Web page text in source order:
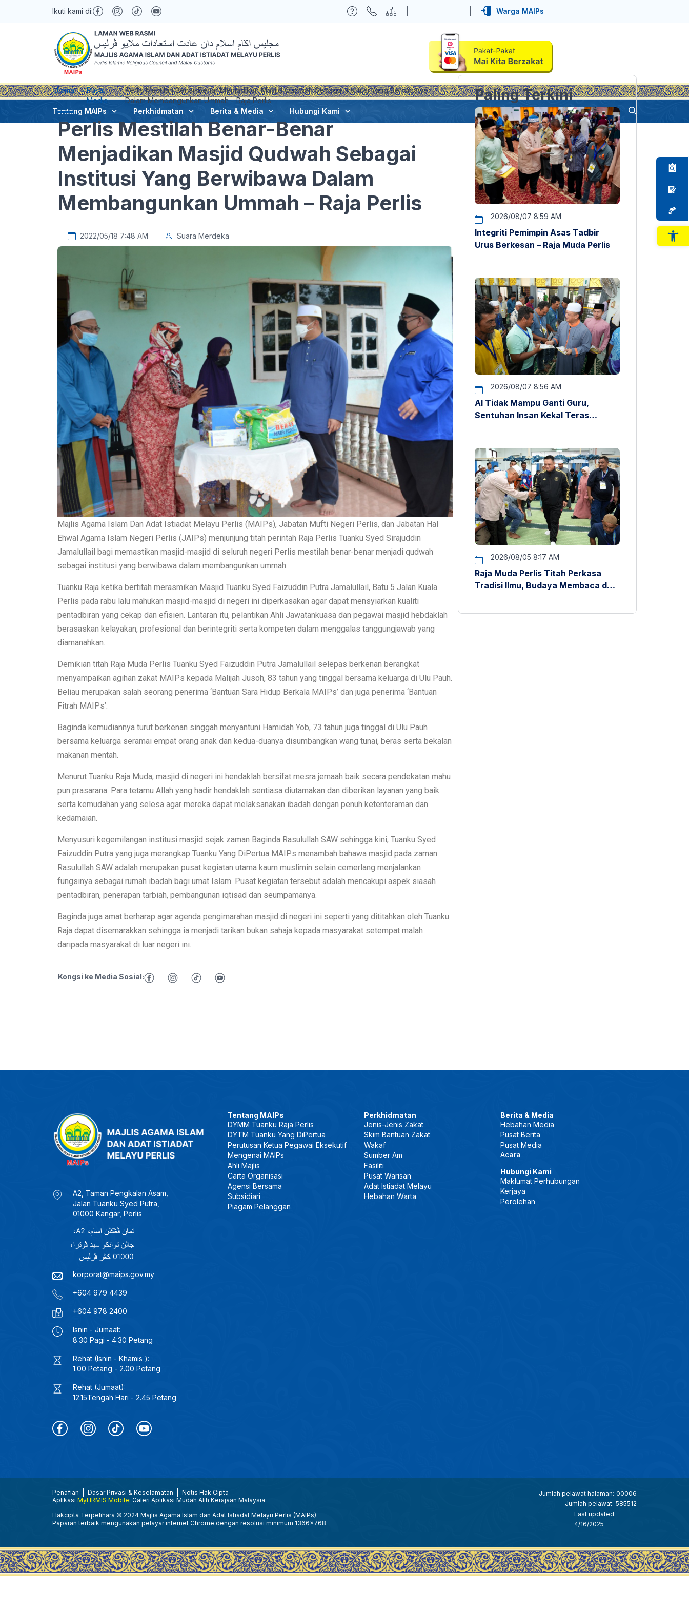
Ikuti kami di: Warga MAIPs
Tentang MAIPs Perkhidmatan Berita & Media Hubungi Kami
Utama
Pusat
Media
Perlis Mestilah Benar-Benar Menjadikan Masjid Qudwah Sebagai Institusi Yang Berwibawa
Dalam Membangunkan Ummah – Raja Perlis
Perlis Mestilah Benar-Benar
Menjadikan Masjid Qudwah Sebagai
Institusi Yang Berwibawa Dalam
Membangunkan Ummah – Raja Perlis
2022/05/18 7:48 AM Suara Merdeka
Majlis Agama Islam Dan Adat Istiadat Melayu Perlis (MAIPs), Jabatan Mufti Negeri Perlis, dan Jabatan Hal
Ehwal Agama Islam Negeri Perlis (JAIPs) menjunjung titah perintah Raja Perlis Tuanku Syed Sirajuddin
Jamalullail bagi memastikan masjid-masjid di seluruh negeri Perlis mestilah benar-benar menjadi qudwah
sebagai institusi yang berwibawa dalam membangunkan ummah.
Tuanku Raja ketika bertitah merasmikan Masjid Tuanku Syed Faizuddin Putra Jamalullail, Batu 5 Jalan Kuala
Perlis pada rabu lalu mahukan masjid-masjid di negeri ini diperkasakan agar dapat mensyiarkan kualiti
pentadbiran yang cekap dan efisien. Lantaran itu, pelantikan Ahli Jawatankuasa dan pegawai masjid hebdaklah
berasaskan kelayakan, profesional dan berintegriti serta kompeten dalam menggalas tanggungjawab yang
diamanahkan.
Demikian titah Raja Muda Perlis Tuanku Syed Faizuddin Putra Jamalullail selepas berkenan berangkat
menyampaikan agihan zakat MAIPs kepada Malijah Jusoh, 83 tahun yang tinggal bersama keluarga di Ulu Pauh.
Beliau merupakan salah seorang penerima ‘Bantuan Sara Hidup Berkala MAIPs’ dan juga penerima ‘Bantuan
Fitrah MAIPs’.
Baginda kemudiannya turut berkenan singgah menyantuni Hamidah Yob, 73 tahun juga tinggal di Ulu Pauh
bersama keluarga seramai empat orang anak dan kedua-duanya disumbangkan wang tunai, beras serta bekalan
makanan mentah.
Menurut Tuanku Raja Muda, masjid di negeri ini hendaklah bersifat mesra jemaah baik secara pendekatan mahu
pun prasarana. Para tetamu Allah yang hadir hendaklah sentiasa diutamakan dan diberikan layanan yang baik
serta kemudahan yang selesa agar mereka dapat melaksanakan ibadah dengan penuh ketenteraman dan
kedamaian.
Menyusuri kegemilangan institusi masjid sejak zaman Baginda Rasulullah SAW sehingga kini, Tuanku Syed
Faizuddin Putra yang juga merangkap Tuanku Yang DiPertua MAIPs menambah bahawa masjid pada zaman
Rasulullah SAW adalah merupakan pusat kegiatan utama kaum muslimin selain cemerlang menjalankan
fungsinya sebagai rumah ibadah bagi umat Islam. Pusat kegiatan tersebut adalah mencakupi aspek siasah
pentadbiran, penerapan tarbiah, pembangunan iqtisad dan seumpamanya.
Baginda juga amat berharap agar agenda pengimarahan masjid di negeri ini seperti yang dititahkan oleh Tuanku
Raja dapat disemarakkan sehingga ia menjadi tarikan bukan sahaja kepada masyarakat setempat malah
daripada masyarakat di luar negeri ini.
Kongsi ke Media Sosial:
Paling Terkini
2026/08/07 8:59 AM
Integriti Pemimpin Asas Tadbir
Urus Berkesan – Raja Muda Perlis
2026/08/07 8:56 AM
AI Tidak Mampu Ganti Guru,
Sentuhan Insan Kekal Teras
2026/08/05 8:17 AM
Raja Muda Perlis Titah Perkasa
Tradisi Ilmu, Budaya Membaca dan
A2, Taman Pengkalan Asam,
Jalan Tuanku Syed Putra,
01000 Kangar, Perlis
korporat@maips.gov.my
+604 979 4439
+604 978 2400
Isnin - Jumaat:
8.30 Pagi - 4:30 Petang
Rehat (Isnin - Khamis ):
1.00 Petang - 2.00 Petang
Rehat (Jumaat):
12.15Tengah Hari - 2.45 Petang
Tentang MAIPs
DYMM Tuanku Raja Perlis
DYTM Tuanku Yang DiPertua
Perutusan Ketua Pegawai Eksekutif
Mengenai MAIPs
Ahli Majlis
Carta Organisasi
Agensi Bersama
Subsidiari
Piagam Pelanggan
Perkhidmatan
Jenis-Jenis Zakat
Skim Bantuan Zakat
Wakaf
Sumber Am
Fasiliti
Pusat Warisan
Adat Istiadat Melayu
Hebahan Warta
Berita & Media
Hebahan Media
Pusat Berita
Pusat Media
Acara
Hubungi Kami
Maklumat Perhubungan
Kerjaya
Perolehan
Penafian Dasar Privasi & Keselamatan
Notis Hak Cipta
Aplikasi MyHRMIS Mobile: Galeri Aplikasi Mudah Alih Kerajaan Malaysia
Hakcipta Terpelihara © 2024 Majlis Agama Islam dan Adat Istiadat Melayu Perlis (MAIPs).
Paparan terbaik mengunakan pelayar internet Chrome dengan resolusi minimum 1366x768.
Jumlah pelawat halaman: 00006
Jumlah pelawat: 585512
Last updated:
4/16/2025